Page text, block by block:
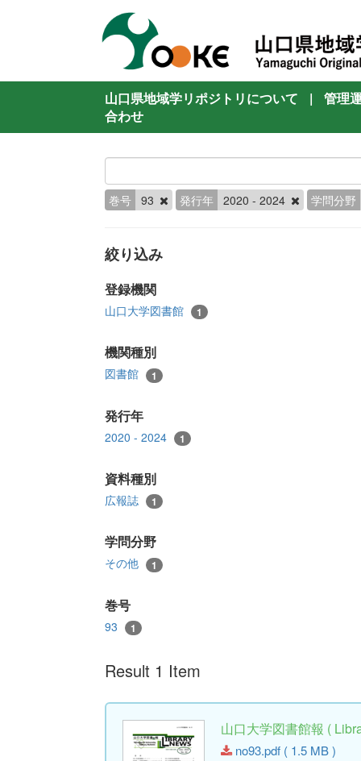
山口県地域学リポジトリについて |
管理
合わせ
巻号 93 発行年 2020 - 2024 学問分野
絞り込み
登録機関
山口大学図書館 1
機関種別
図書館 1
発行年
2020 - 2024 1
資料種別
広報誌 1
学問分野
その他 1
巻号
93 1
Result 1 Item
山口大学図書館報 (
no93.pdf ( 1.5 MB )